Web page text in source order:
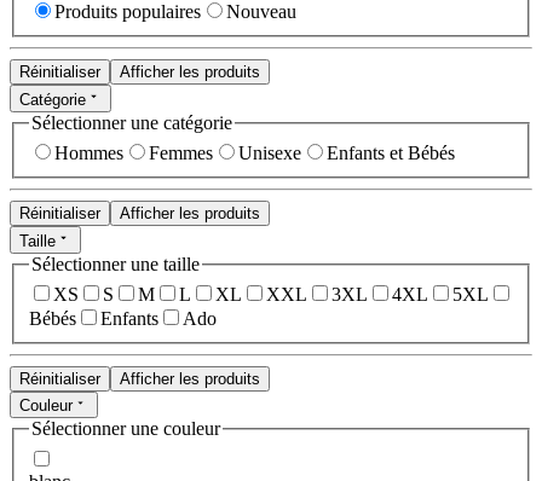
Produits populaires
Nouveau
Réinitialiser
Afficher les produits
Catégorie
Sélectionner une catégorie
Hommes
Femmes Unisexe Enfants et Bébés
Réinitialiser
Afficher les produits
Taille
Sélectionner une taille
XS
S M L XL XXL 3XL 4XL
5XL
Bébés
Enfants Ado
Réinitialiser
Afficher les produits
Couleur
Sélectionner une couleur